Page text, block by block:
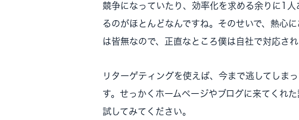
競争になっていたり、効率化を求める余りに1
るのがほとんどなんですね。そのせいで、熱心
は皆無なので、正直なところ僕は自社で対応さ
リターゲティングを使えば、今まで逃してしま
す。せっかくホームページやブログに来てくれ
試してみてください。